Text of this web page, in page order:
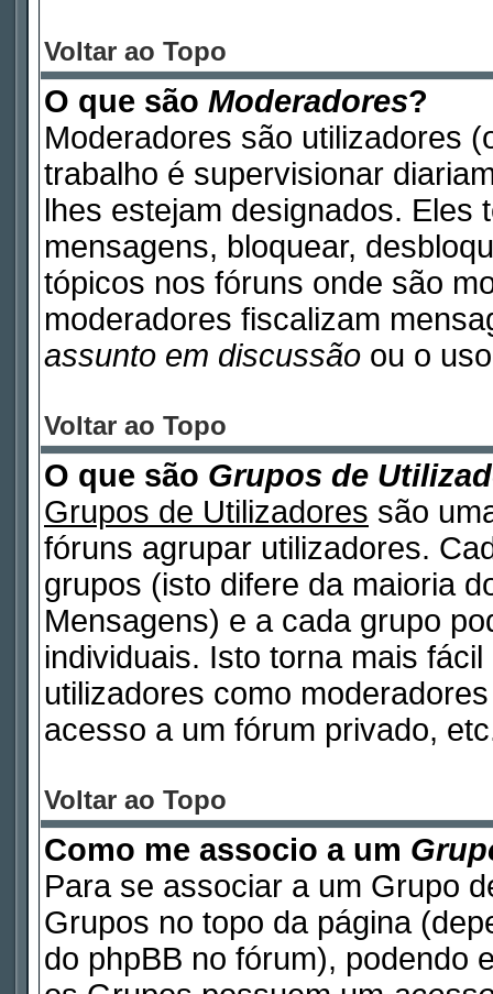
Voltar ao Topo
O que são Moderadores?
Moderadores são utilizadores
trabalho é supervisionar
lhes estejam designados. Eles
mensagens, bloquear,
tópicos nos fóruns onde são
moderadores fiscalizam
assunto em discussão ou o
Voltar ao Topo
O que são Grupos de
Grupos de Utilizadores são
fóruns agrupar utilizadores.
grupos (isto difere da maioria
Mensagens) e a cada grupo
individuais. Isto torna mais
utilizadores como
acesso a um fórum privado,
Voltar ao Topo
Como me associo a um
Para se associar a um Grupo
Grupos no topo da página
do phpBB no fórum), podendo